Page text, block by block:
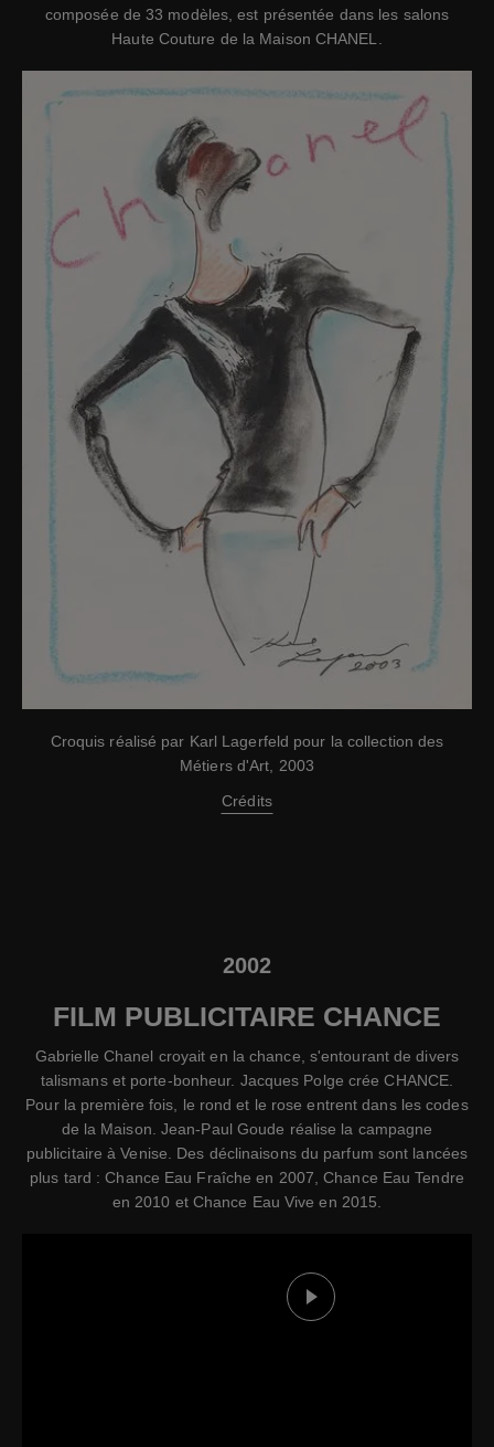
composée de 33 modèles, est présentée dans les salons
Haute Couture de la Maison CHANEL.
Croquis réalisé par Karl Lagerfeld pour la collection des
Métiers d'Art, 2003
Crédits
Lire cette vidéo
2002
FILM PUBLICITAIRE CHANCE
Gabrielle Chanel croyait en la chance, s'entourant de divers
talismans et porte-bonheur. Jacques Polge crée CHANCE.
Pour la première fois, le rond et le rose entrent dans les codes
de la Maison. Jean-Paul Goude réalise la campagne
publicitaire à Venise. Des déclinaisons du parfum sont lancées
plus tard : Chance Eau Fraîche en 2007, Chance Eau Tendre
en 2010 et Chance Eau Vive en 2015.